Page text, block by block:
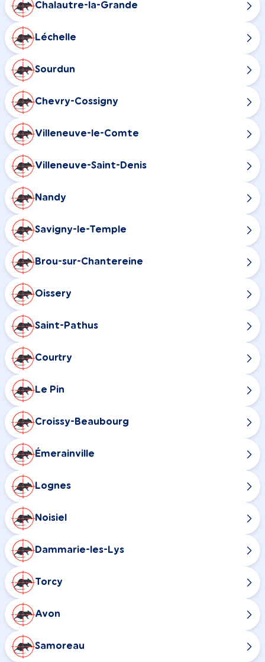
Chalautre-la-Grande
Léchelle
Sourdun
Chevry-Cossigny
Villeneuve-le-Comte
Villeneuve-Saint-Denis
Nandy
Savigny-le-Temple
Brou-sur-Chantereine
Oissery
Saint-Pathus
Courtry
Le Pin
Croissy-Beaubourg
Émerainville
Lognes
Noisiel
Dammarie-les-Lys
Torcy
Avon
Samoreau